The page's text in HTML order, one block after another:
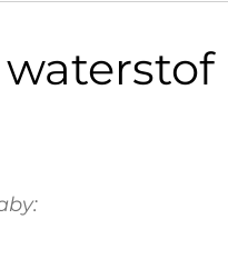
waterstof